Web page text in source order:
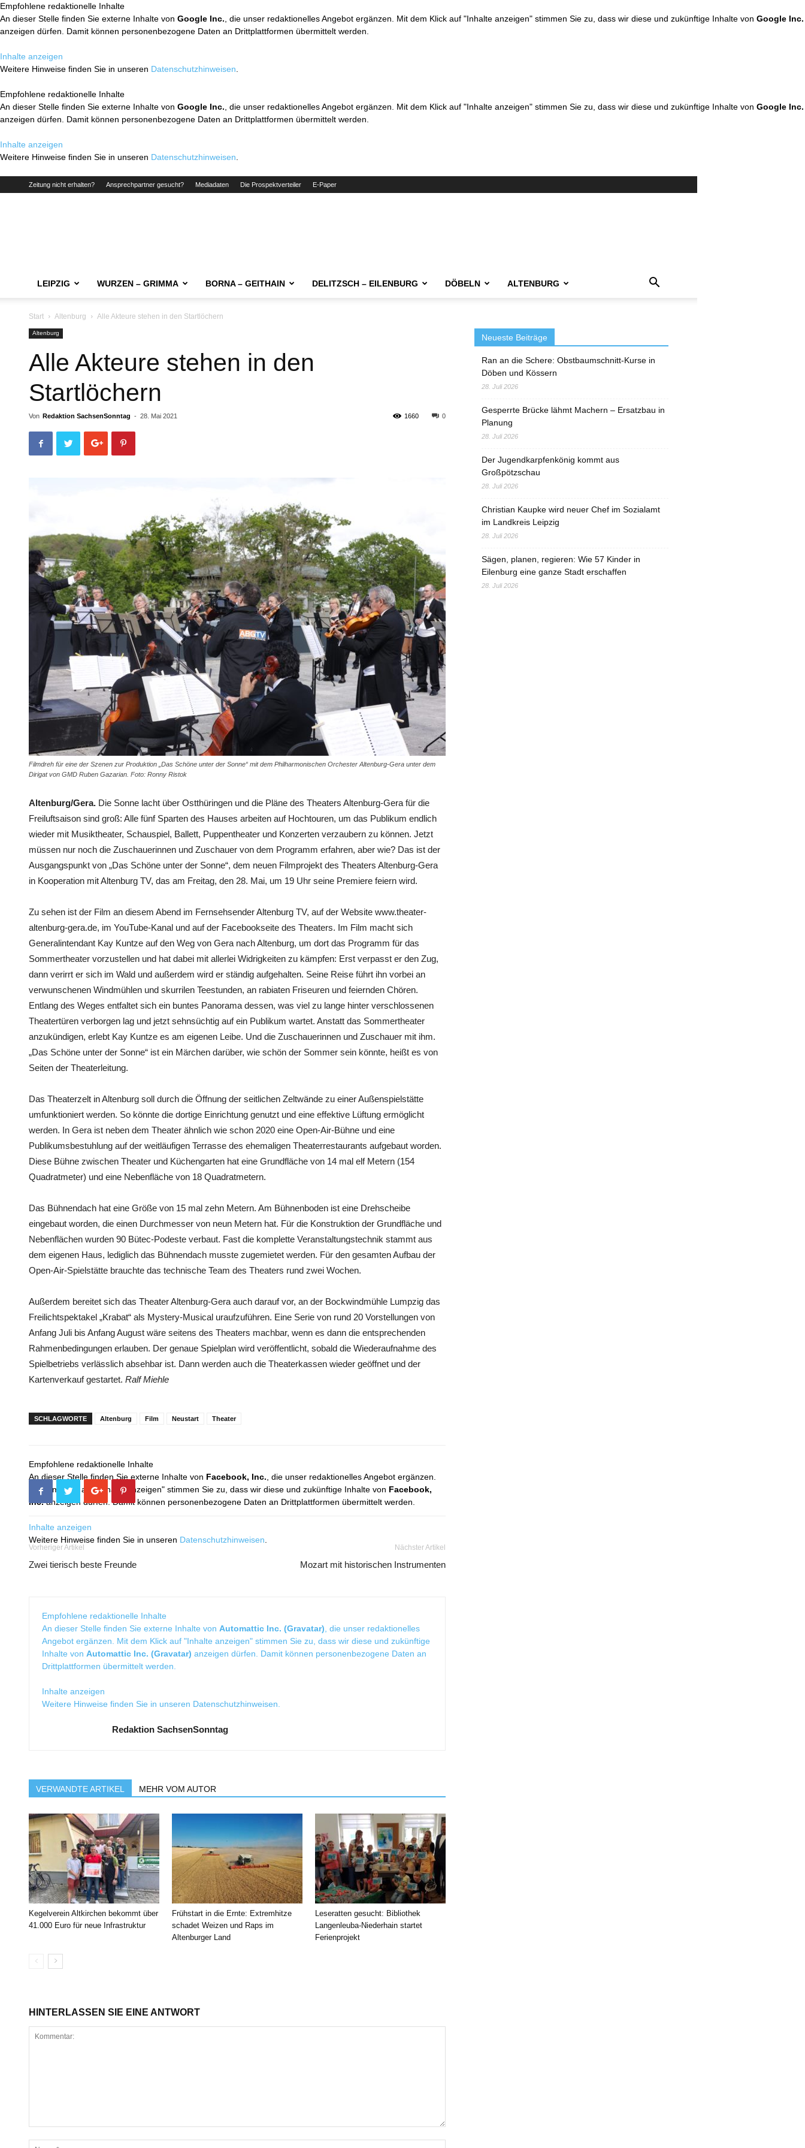
Empfohlene redaktionelle Inhalte
An dieser Stelle finden Sie externe Inhalte von Google Inc. , die unser redaktionelles Angebot ergänzen. Mit dem Klick auf "Inhalte anzeigen" stimmen Sie zu, dass wir diese und zukünftige Inhalte von Google Inc.
anzeigen dürfen. Damit können personenbezogene Daten an Drittplattformen übermittelt werden.
Inhalte anzeigen
Weitere Hinweise finden Sie in unseren Datenschutzhinweisen
Empfohlene redaktionelle Inhalte
An dieser Stelle finden Sie externe Inhalte von Google Inc. , die unser redaktionelles Angebot ergänzen. Mit dem Klick auf "Inhalte anzeigen" stimmen Sie zu, dass wir diese und zukünftige Inhalte von Google Inc.
anzeigen dürfen. Damit können personenbezogene Daten an Drittplattformen übermittelt werden.
Inhalte anzeigen
Weitere Hinweise finden Sie in unseren Datenschutzhinweisen
Zeitung nicht erhalten? Ansprechpartner gesucht? Mediadaten Die Prospektverteiler E-Paper
LEIPZIG WURZEN – GRIMMA BORNA – GEITHAIN DELITZSCH – EILENBURG DÖBELN ALTENBURG
Start Altenburg Alle Akteure stehen in den Startlöchern
Altenburg
Alle Akteure stehen in den
Startlöchern
Von Redaktion SachsenSonntag - 28. Mai 2021 0
1660
Filmdreh für eine der Szenen zur Produktion „Das Schöne unter der Sonne“ mit dem Philharmonischen Orchester Altenburg-Gera unter dem
Dirigat von GMD Ruben Gazarian. Foto: Ronny Ristok
Altenburg/Gera. Die Sonne lacht über Ostthüringen und die Pläne des Theaters Altenburg-Gera für die
Freiluftsaison sind groß: Alle fünf Sparten des Hauses arbeiten auf Hochtouren, um das Publikum endlich
wieder mit Musiktheater, Schauspiel, Ballett, Puppentheater und Konzerten verzaubern zu können. Jetzt
müssen nur noch die Zuschauerinnen und Zuschauer von dem Programm erfahren, aber wie? Das ist der
Ausgangspunkt von „Das Schöne unter der Sonne“, dem neuen Filmprojekt des Theaters Altenburg-Gera
in Kooperation mit Altenburg TV, das am Freitag, den 28. Mai, um 19 Uhr seine Premiere feiern wird.
Zu sehen ist der Film an diesem Abend im Fernsehsender Altenburg TV, auf der Website www.theater-
altenburg-gera.de, im YouTube-Kanal und auf der Facebookseite des Theaters. Im Film macht sich
Generalintendant Kay Kuntze auf den Weg von Gera nach Altenburg, um dort das Programm für das
Sommertheater vorzustellen und hat dabei mit allerlei Widrigkeiten zu kämpfen: Erst verpasst er den Zug,
dann verirrt er sich im Wald und außerdem wird er ständig aufgehalten. Seine Reise führt ihn vorbei an
verwunschenen Windmühlen und skurrilen Teestunden, an rabiaten Friseuren und feiernden Chören.
Entlang des Weges entfaltet sich ein buntes Panorama dessen, was viel zu lange hinter verschlossenen
Theatertüren verborgen lag und jetzt sehnsüchtig auf ein Publikum wartet. Anstatt das Sommertheater
anzukündigen, erlebt Kay Kuntze es am eigenen Leibe. Und die Zuschauerinnen und Zuschauer mit ihm.
„Das Schöne unter der Sonne“ ist ein Märchen darüber, wie schön der Sommer sein könnte, heißt es von
Seiten der Theaterleitung.
Das Theaterzelt in Altenburg soll durch die Öffnung der seitlichen Zeltwände zu einer Außenspielstätte
umfunktioniert werden. So könnte die dortige Einrichtung genutzt und eine effektive Lüftung ermöglicht
werden. In Gera ist neben dem Theater ähnlich wie schon 2020 eine Open-Air-Bühne und eine
Publikumsbestuhlung auf der weitläufigen Terrasse des ehemaligen Theaterrestaurants aufgebaut worden.
Diese Bühne zwischen Theater und Küchengarten hat eine Grundfläche von 14 mal elf Metern (154
Quadratmeter) und eine Nebenfläche von 18 Quadratmetern.
Das Bühnendach hat eine Größe von 15 mal zehn Metern. Am Bühnenboden ist eine Drehscheibe
eingebaut worden, die einen Durchmesser von neun Metern hat. Für die Konstruktion der Grundfläche und
Nebenflächen wurden 90 Bütec-Podeste verbaut. Fast die komplette Veranstaltungstechnik stammt aus
dem eigenen Haus, lediglich das Bühnendach musste zugemietet werden. Für den gesamten Aufbau der
Open-Air-Spielstätte brauchte das technische Team des Theaters rund zwei Wochen.
Außerdem bereitet sich das Theater Altenburg-Gera auch darauf vor, an der Bockwindmühle Lumpzig das
Freilichtspektakel „Krabat“ als Mystery-Musical uraufzuführen. Eine Serie von rund 20 Vorstellungen von
Anfang Juli bis Anfang August wäre seitens des Theaters machbar, wenn es dann die entsprechenden
Rahmenbedingungen erlauben. Der genaue Spielplan wird veröffentlicht, sobald die Wiederaufnahme des
Spielbetriebs verlässlich absehbar ist. Dann werden auch die Theaterkassen wieder geöffnet und der
Kartenverkauf gestartet. Ralf Miehle
SCHLAGWORTE Altenburg Film Neustart Theater
Empfohlene redaktionelle Inhalte
An dieser Stelle finden Sie externe Inhalte von Facebook, Inc. , die unser redaktionelles Angebot ergänzen.
Mit dem Klick auf "Inhalte anzeigen" stimmen Sie zu, dass wir diese und zukünftige Inhalte von Facebook,
Inc.anzeigen dürfen. Damit können personenbezogene Daten an Drittplattformen übermittelt werden.
Inhalte anzeigen
Weitere Hinweise finden Sie in unseren Datenschutzhinweisen
Vorheriger Artikel
Zwei tierisch beste Freunde
Nächster Artikel
Mozart mit historischen Instrumenten
Empfohlene redaktionelle Inhalte
An dieser Stelle finden Sie externe Inhalte von Automattic Inc. (Gravatar) , die unser redaktionelles
Angebot ergänzen. Mit dem Klick auf "Inhalte anzeigen" stimmen Sie zu, dass wir diese und zukünftige
Inhalte von Automattic Inc. (Gravatar) anzeigen dürfen. Damit können personenbezogene Daten an
Drittplattformen übermittelt werden.
Inhalte anzeigen
Weitere Hinweise finden Sie in unseren Datenschutzhinweisen
Redaktion SachsenSonntag
VERWANDTE ARTIKEL MEHR VOM AUTOR
Kegelverein Altkirchen bekommt über
41.000 Euro für neue Infrastruktur
Frühstart in die Ernte: Extremhitze
schadet Weizen und Raps im
Altenburger Land
Leseratten gesucht: Bibliothek
Langenleuba-Niederhain startet
Ferienprojekt
HINTERLASSEN SIE EINE ANTWORT
Neueste Beiträge
Ran an die Schere: Obstbaumschnitt-Kurse in
Döben und Kössern
28. Juli 2026
Gesperrte Brücke lähmt Machern – Ersatzbau in
Planung
28. Juli 2026
Der Jugendkarpfenkönig kommt aus
Großpötzschau
28. Juli 2026
Christian Kaupke wird neuer Chef im Sozialamt
im Landkreis Leipzig
28. Juli 2026
Sägen, planen, regieren: Wie 57 Kinder in
Eilenburg eine ganze Stadt erschaffen
28. Juli 2026